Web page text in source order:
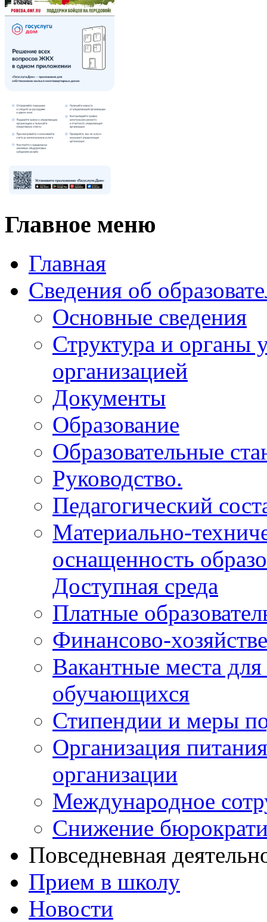
Главное меню
Главная
Сведения об
Основные сведения
Структура и органы
организацией
Документы
Образование
Образовательные
Руководство.
Педагогический
Материально-
оснащенность
Доступная среда
Платные
Финансово-
Вакантные места
обучающихся
Стипендии и меры
Организация
организации
Международное
Снижение
Повседневная
Прием в школу
Новости